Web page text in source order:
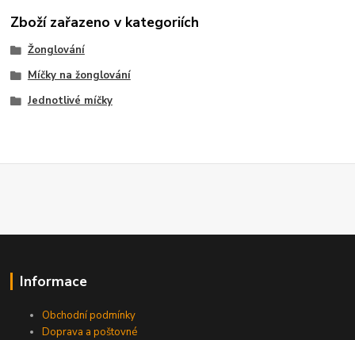
Zboží zařazeno v kategoriích
Žonglování
Míčky na žonglování
Jednotlivé míčky
Informace
Obchodní podmínky
Doprava a poštovné